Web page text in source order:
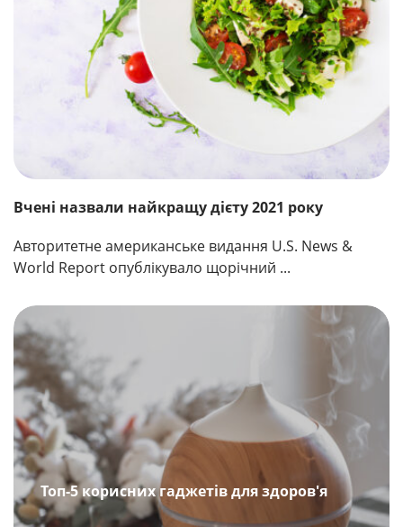
Вчені назвали найкращу дієту 2021 року
Авторитетне американське видання U.S. News &
World Report опублікувало щорічний ...
Топ-5 корисних гаджетів для здоров'я